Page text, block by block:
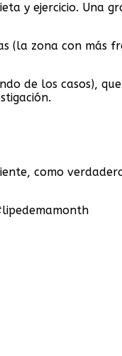
y ejercicio. Una
(la zona con más
de los casos),
como